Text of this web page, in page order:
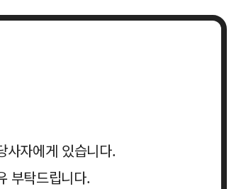
사자에게 있습니다.
부탁드립니다.